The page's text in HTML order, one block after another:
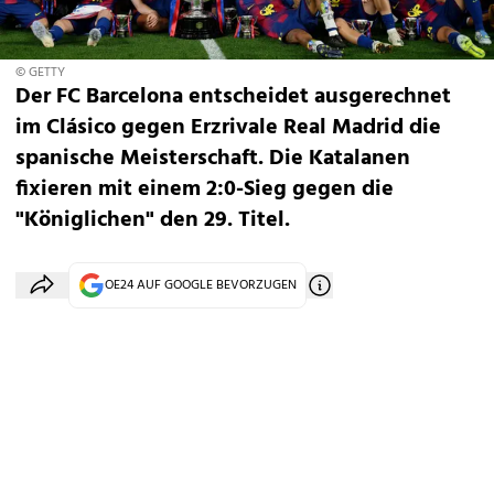
© GETTY
Der FC Barcelona entscheidet ausgerechnet
im Clásico gegen Erzrivale Real Madrid die
spanische Meisterschaft. Die Katalanen
fixieren mit einem 2:0-Sieg gegen die
"Königlichen" den 29. Titel.
OE24 AUF GOOGLE BEVORZUGEN